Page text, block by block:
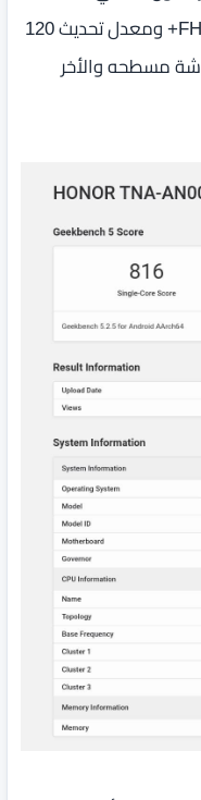
أنها سوف تأتي بشاشة اوليد بدقة FHD+ ومعدل تحديث 120
مسطحه والأخر